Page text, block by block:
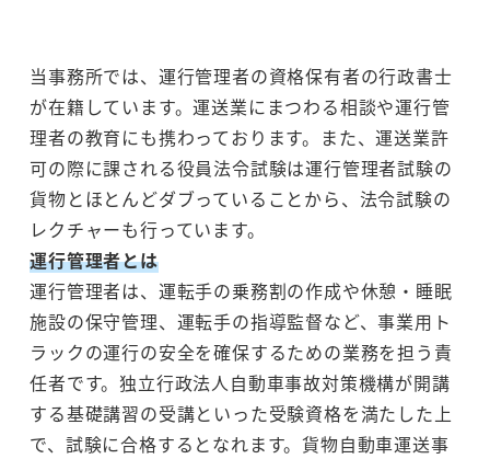
当事務所では、運行管理者の資格保有者の行政書士
が在籍しています。運送業にまつわる相談や運行管
理者の教育にも携わっております。また、運送業許
可の際に課される役員法令試験は運行管理者試験の
貨物とほとんどダブっていることから、法令試験の
レクチャーも行っています。
運行管理者とは
運行管理者は、運転手の乗務割の作成や休憩・睡眠
施設の保守管理、運転手の指導監督など、事業用ト
ラックの運行の安全を確保するための業務を担う責
任者です。独立行政法人自動車事故対策機構が開講
する基礎講習の受講といった受験資格を満たした上
で、試験に合格するとなれます。貨物自動車運送事